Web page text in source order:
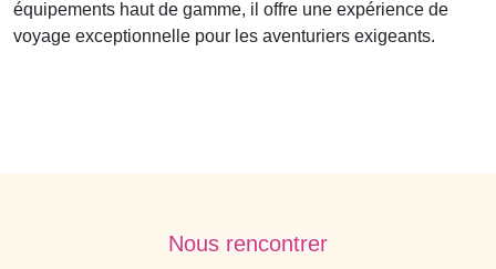
équipements haut de gamme, il offre une expérience de
voyage exceptionnelle pour les aventuriers exigeants.
Nous rencontrer